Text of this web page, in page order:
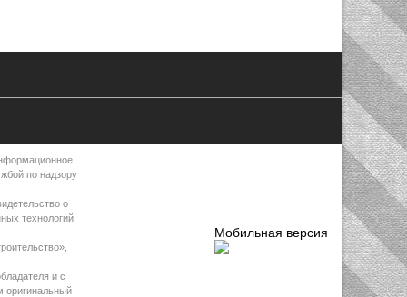
Мобильная версия
по надзору
о
технологий
и с
оригинальный